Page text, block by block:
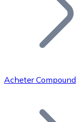
Bitcoin
Acheter Compound